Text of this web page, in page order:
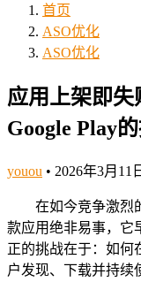
首页
ASO优化
ASO优化
应用上架即
Google Play
youou • 2026年3月11
在如今竞争激烈
款应用绝非易事，它
正的挑战在于：如何
户发现、下载并持续